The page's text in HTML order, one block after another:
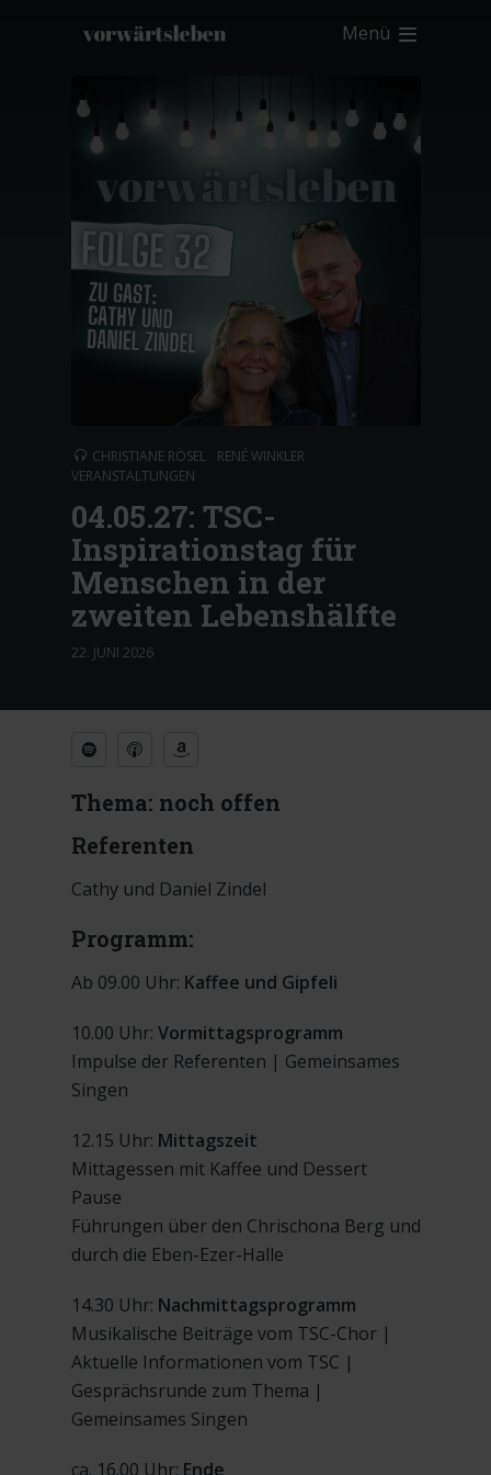
Menü
CHRISTIANE RÖSEL
RENÉ WINKLER
VERANSTALTUNGEN
04.05.27: TSC-
Inspirationstag für
Menschen in der
zweiten Lebenshälfte
22. JUNI 2026
Thema: noch offen
Referenten
Cathy und Daniel Zindel
Programm:
Ab 09.00 Uhr: Kaffee und Gipfeli
10.00 Uhr: Vormittagsprogramm
Impulse der Referenten | Gemeinsames
Singen
12.15 Uhr: Mittagszeit
Mittagessen mit Kaffee und Dessert
Pause
Führungen über den Chrischona Berg und
durch die Eben-Ezer-Halle
14.30 Uhr: Nachmittagsprogramm
Musikalische Beiträge vom TSC-Chor |
Aktuelle Informationen vom TSC |
Gesprächsrunde zum Thema |
Gemeinsames Singen
ca. 16.00 Uhr: Ende